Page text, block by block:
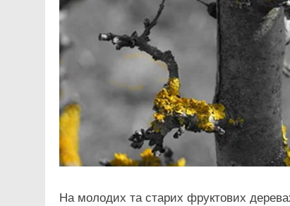
На молодих та старих фруктових